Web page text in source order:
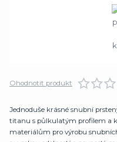
Ohodnotit produkt
Jednoduše krásné snubní
titanu s půlkulatým profilem a
materiálům pro výrobu